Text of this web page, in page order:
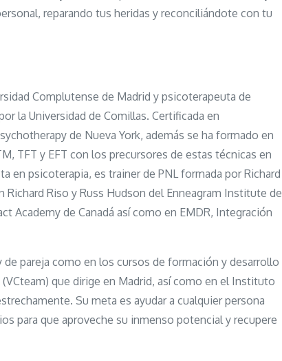
reparando tus heridas y reconciliándote con tu
Complutense de Madrid y psicoterapeuta de
la Universidad de Comillas. Certificada en
de Nueva York, además se ha formado en
TFT y EFT con los precursores de estas técnicas en
en psicoterapia, es trainer de PNL formada por Richard
Riso y Russ Hudson del Enneagram Institute de
Academy de Canadá así como en EMDR, Integración
pareja como en los cursos de formación y desarrollo
que dirige en Madrid, así como en el Instituto
Su meta es ayudar a cualquier persona
para que aproveche su inmenso potencial y recupere